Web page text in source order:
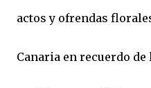
actos y ofrendas
Canaria en recuerdo